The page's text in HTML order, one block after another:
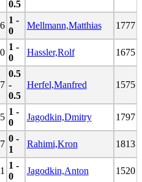
0.5
1 -
0
Mellmann,Matthias 1777
1 -
0
Hassler,Rolf 1675
0.5
-
0.5
Herfel,Manfred 1575
1 -
0
Jagodkin,Dmitry 1797
0 -
1
Rahimi,Kron 1813
1 -
0
Jagodkin,Anton 1520